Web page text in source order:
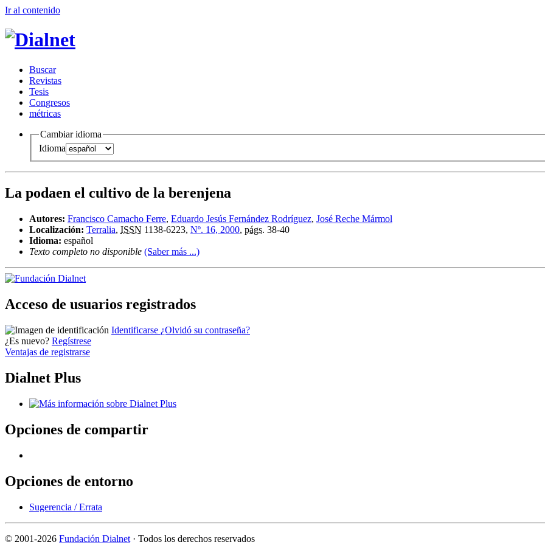
Ir al contenido
Buscar
Revistas
Tesis
Congresos
métricas
Cambiar idioma
Idioma
La podaen el cultivo de la berenjena
Autores: Francisco Camacho Ferre, Eduardo Jesús Fernández Rodríguez, José Reche Mármol
Localización: Terralia, ISSN 1138-6223, Nº. 16, 2000, págs. 38-40
Idioma: español
Texto completo no disponible (Saber más ...)
Acceso de usuarios registrados
Identificarse ¿Olvidó su contraseña?
¿Es nuevo? Regístrese
Ventajas de registrarse
Dialnet Plus
Opciones de compartir
Opciones de entorno
Sugerencia / Errata
© 2001-2026 Fundación Dialnet · Todos los derechos reservados